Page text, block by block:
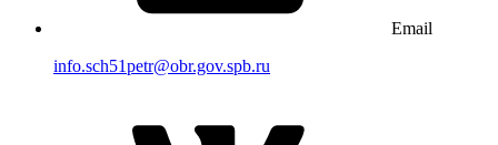
Email
info.sch51petr@obr.gov.spb.ru